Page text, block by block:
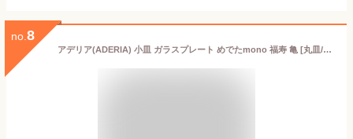
no. 8
アデリア(ADERIA) 小皿 ガラスプレート めでたmono 福寿 亀 [丸皿/豆皿/直径約9cm ] 日本製 化粧箱入 誕生日 ギフト プレゼント 6032